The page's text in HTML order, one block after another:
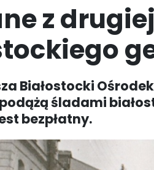
z
Białostocki
śladami
bezpłatny.